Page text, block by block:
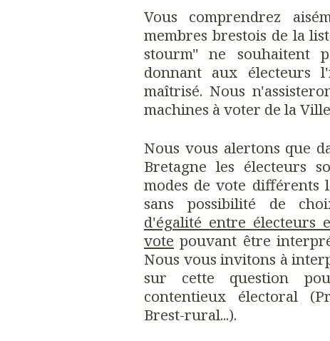
Vous comprendrez
membres brestois de la
stourm" ne souhaitent
donnant aux électeurs
maîtrisé. Nous
machines à voter de la
Nous vous alertons que
Bretagne les électeurs
modes de vote différents
sans possibilité de
d'égalité entre électeurs
vote pouvant être
Nous vous invitons à
sur cette question
contentieux électoral
Brest-rural...).